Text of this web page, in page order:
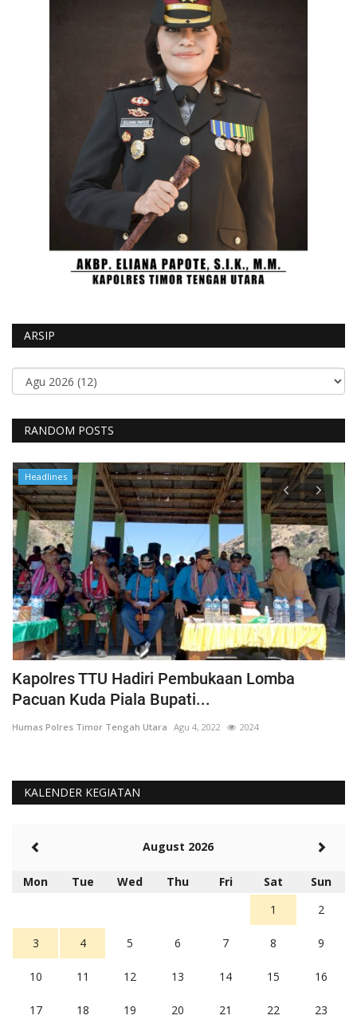
ARSIP
RANDOM POSTS
Headlines
Kapolres TTU Hadiri Pembukaan Lomba
Pacuan Kuda Piala Bupati...
Humas Polres Timor Tengah Utara Agu 4, 2022 2024
KALENDER KEGIATAN
August 2026
Mon Tue Wed Thu Fri Sat
Sun
1
2
3 4 5 6 7 8 9
10 11 12 13 14 15 16
17 18 19 20 21 22 23